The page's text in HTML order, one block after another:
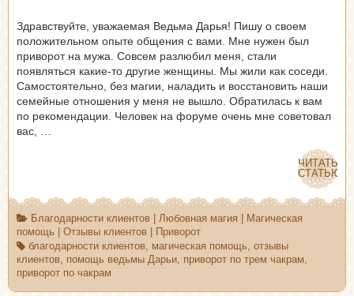
Здравствуйте, уважаемая Ведьма Дарья! Пишу о своем
положительном опыте общения с вами. Мне нужен был
приворот на мужа. Совсем разлюбил меня, стали
появляться какие-то другие женщины. Мы жили как соседи.
Самостоятельно, без магии, наладить и восстановить наши
семейные отношения у меня не вышло. Обратилась к вам
по рекомендации. Человек на форуме очень мне советовал
вас, …
ЧИТАТЬ
СТАТЬЮ
ЧИТАТЬ
СТАТЬЮ
Благодарности клиентов| Любовная магия
Магическая
помощь
Отзывы клиентов
Приворот
благодарности клиентов, магическая помощь, отзывы
клиентов, помощь ведьмы Дарьи, приворот по трем чакрам,
приворот по чакрам